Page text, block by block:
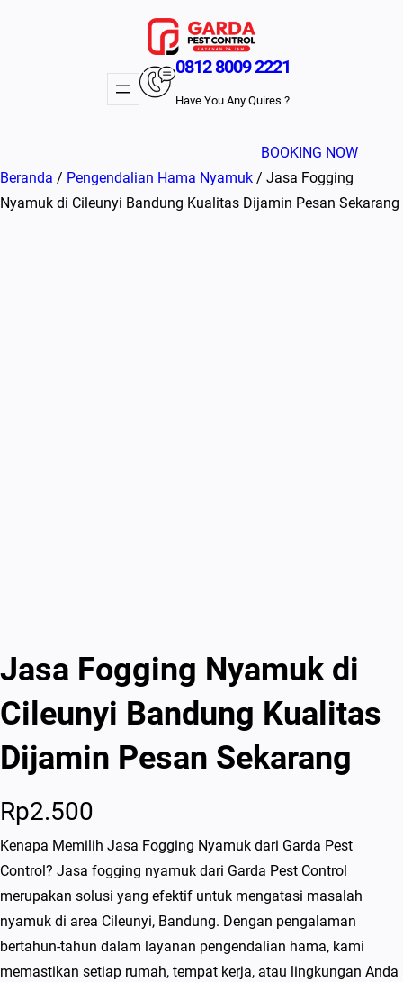
0812 8009 2221
Have You Any Quires ?
BOOKING NOW
Beranda / Pengendalian Hama Nyamuk / Jasa Fogging
Nyamuk di Cileunyi Bandung Kualitas Dijamin Pesan Sekarang
Jasa Fogging Nyamuk di
Cileunyi Bandung Kualitas
Dijamin Pesan Sekarang
Rp2.500
Kenapa Memilih Jasa Fogging Nyamuk dari Garda Pest
Control? Jasa fogging nyamuk dari Garda Pest Control
merupakan solusi yang efektif untuk mengatasi masalah
nyamuk di area Cileunyi, Bandung. Dengan pengalaman
bertahun-tahun dalam layanan pengendalian hama, kami
memastikan setiap rumah, tempat kerja, atau lingkungan Anda